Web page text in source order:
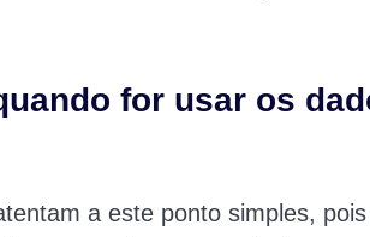
for usar os
a este ponto simples,